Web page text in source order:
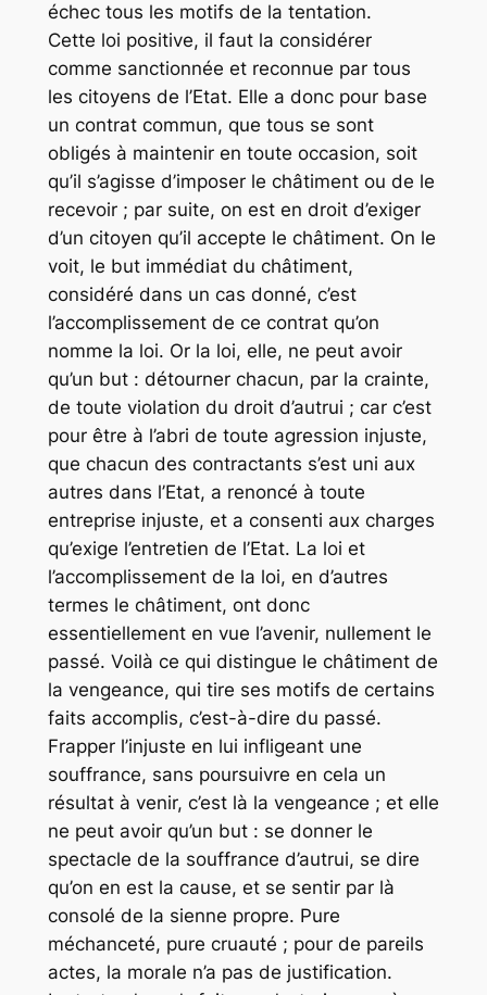
échec tous les motifs de la tentation.
Cette loi positive, il faut la considérer
comme sanctionnée et reconnue par tous
les citoyens de l’Etat. Elle a donc pour base
un contrat commun, que tous se sont
obligés à maintenir en toute occasion, soit
qu’il s’agisse d’imposer le châtiment ou de le
recevoir ; par suite, on est en droit d’exiger
d’un citoyen qu’il accepte le châtiment. On le
voit, le but immédiat du châtiment,
considéré dans un cas donné, c’est
l’accomplissement de ce contrat qu’on
nomme la loi. Or la loi, elle, ne peut avoir
qu’un but : détourner chacun, par la crainte,
de toute violation du droit d’autrui ; car c’est
pour être à l’abri de toute agression injuste,
que chacun des contractants s’est uni aux
autres dans l’Etat, a renoncé à toute
entreprise injuste, et a consenti aux charges
qu’exige l’entretien de l’Etat. La loi et
l’accomplissement de la loi, en d’autres
termes le châtiment, ont donc
essentiellement en vue l’avenir, nullement le
passé. Voilà ce qui distingue le châtiment de
la vengeance, qui tire ses motifs de certains
faits accomplis, c’est-à-dire du passé.
Frapper l’injuste en lui infligeant une
souffrance, sans poursuivre en cela un
résultat à venir, c’est là la vengeance ; et elle
ne peut avoir qu’un but : se donner le
spectacle de la souffrance d’autrui, se dire
qu’on en est la cause, et se sentir par là
consolé de la sienne propre. Pure
méchanceté, pure cruauté ; pour de pareils
actes, la morale n’a pas de justification.